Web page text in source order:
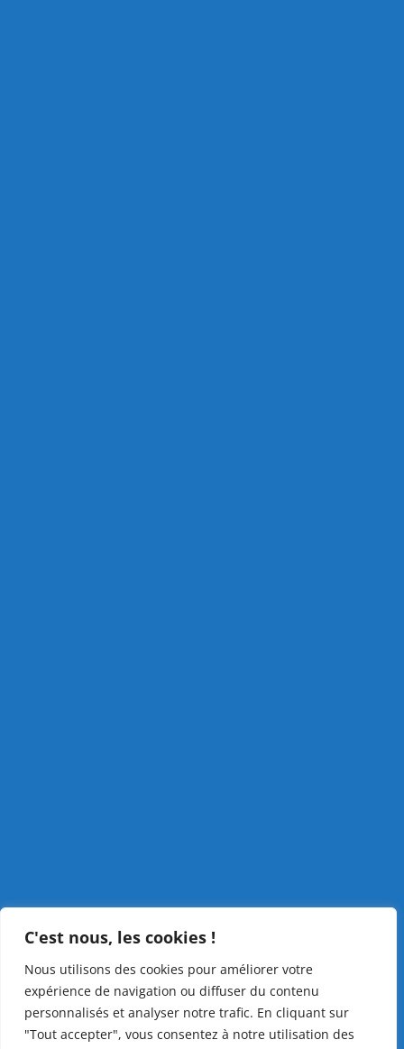
C'est nous, les cookies !
Nous utilisons des cookies pour améliorer votre
expérience de navigation ou diffuser du contenu
personnalisés et analyser notre trafic. En cliquant sur
"Tout accepter", vous consentez à notre utilisation des